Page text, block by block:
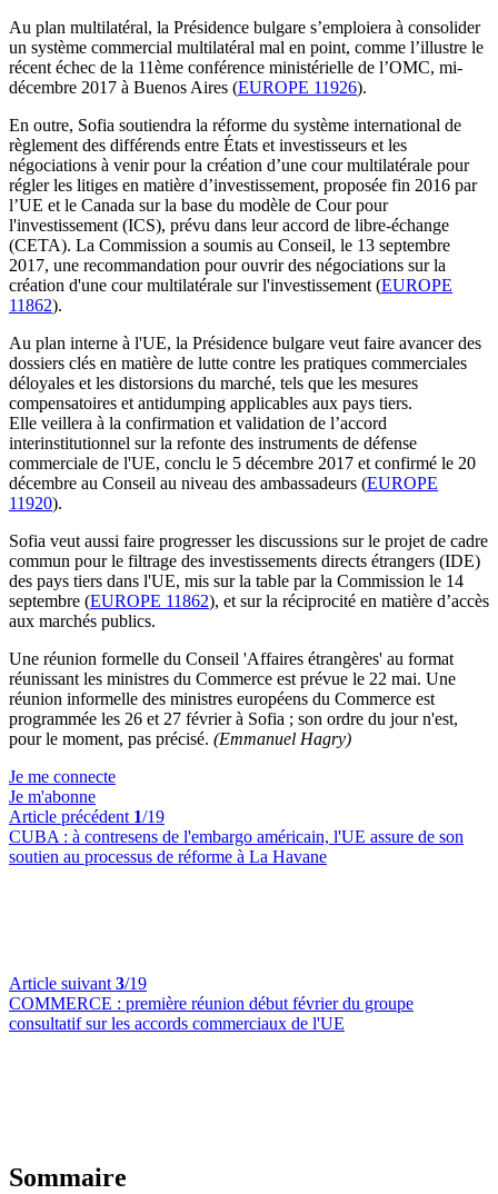
Au plan multilatéral, la Présidence bulgare s’emploiera à consolider
un système commercial multilatéral mal en point, comme l’illustre le
récent échec de la 11ème conférence ministérielle de l’OMC, mi-
décembre 2017 à Buenos Aires (EUROPE 11926).
En outre, Sofia soutiendra la réforme du système international de
règlement des différends entre États et investisseurs et les
négociations à venir pour la création d’une cour multilatérale pour
régler les litiges en matière d’investissement, proposée fin 2016 par
l’UE et le Canada sur la base du modèle de Cour pour
l'investissement (ICS), prévu dans leur accord de libre-échange
(CETA). La Commission a soumis au Conseil, le 13 septembre
2017, une recommandation pour ouvrir des négociations sur la
création d'une cour multilatérale sur l'investissement (EUROPE
11862).
Au plan interne à l'UE, la Présidence bulgare veut faire avancer des
dossiers clés en matière de lutte contre les pratiques commerciales
déloyales et les distorsions du marché, tels que les mesures
compensatoires et antidumping applicables aux pays tiers.
Elle veillera à la confirmation et validation de l’accord
interinstitutionnel sur la refonte des instruments de défense
commerciale de l'UE, conclu le 5 décembre 2017 et confirmé le 20
décembre au Conseil au niveau des ambassadeurs (EUROPE
11920).
Sofia veut aussi faire progresser les discussions sur le projet de cadre
commun pour le filtrage des investissements directs étrangers (IDE)
des pays tiers dans l'UE, mis sur la table par la Commission le 14
septembre (EUROPE 11862), et sur la réciprocité en matière d’accès
aux marchés publics.
Une réunion formelle du Conseil 'Affaires étrangères' au format
réunissant les ministres du Commerce est prévue le 22 mai. Une
réunion informelle des ministres européens du Commerce est
programmée les 26 et 27 février à Sofia ; son ordre du jour n'est,
pour le moment, pas précisé. (Emmanuel Hagry)
Je me connecte
Je m'abonne
Article précédent 1/19
CUBA : à contresens de l'embargo américain, l'UE assure de son
soutien au processus de réforme à La Havane
Article suivant 3/19
COMMERCE : première réunion début février du groupe
consultatif sur les accords commerciaux de l'UE
Sommaire